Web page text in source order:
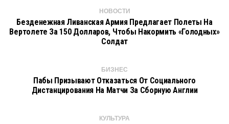
НОВОСТИ
Безденежная Ливанская Армия Предлагает Полеты На
Вертолете За 150 Долларов, Чтобы Накормить «голодных»
Солдат
БИЗНЕС
Пабы Призывают Отказаться От Социального
Дистанцирования На Матчи За Сборную Англии
КУЛЬТУРА